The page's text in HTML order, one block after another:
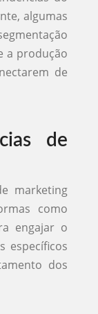
algumas
a produção
de
de
marketing
como
engajar o
específicos
dos